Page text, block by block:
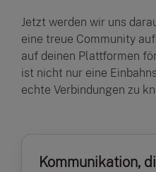
Jetzt werden wir uns
eine treue Community
auf deinen Plattformen
ist nicht nur eine
echte Verbindungen zu
Kommunikation,